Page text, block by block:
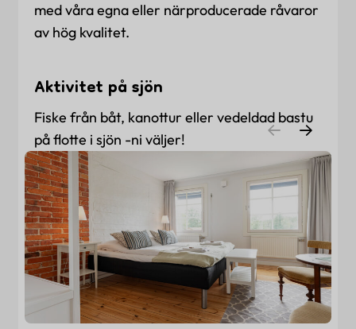
med våra egna eller närproducerade råvaror
av hög kvalitet.
Aktivitet på sjön
Fiske från båt, kanottur eller vedeldad bastu
på flotte i sjön -ni väljer!